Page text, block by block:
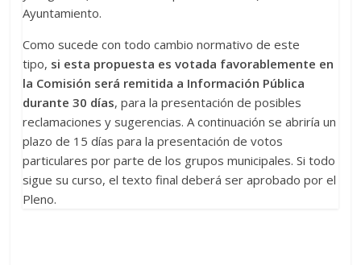
Ayuntamiento.
Como sucede con todo cambio normativo de este
tipo, si esta propuesta es votada favorablemente en
la Comisión será remitida a Información Pública
durante 30 días, para la presentación de posibles
reclamaciones y sugerencias. A continuación se abriría un
plazo de 15 días para la presentación de votos
particulares por parte de los grupos municipales. Si todo
sigue su curso, el texto final deberá ser aprobado por el
Pleno.